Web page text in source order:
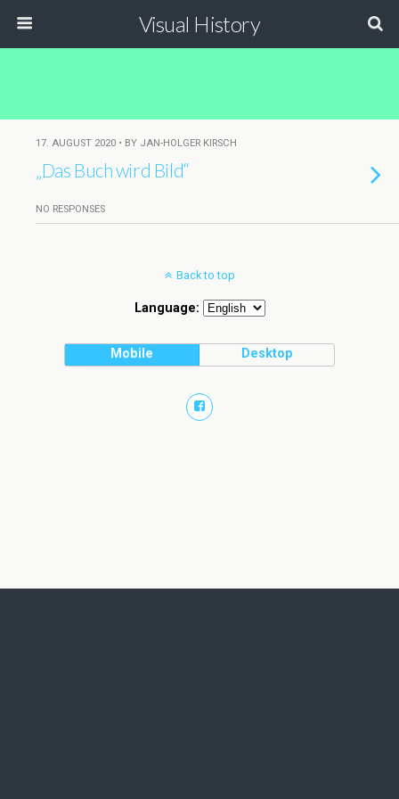
Visual History
17. AUGUST 2020 • BY JAN-HOLGER KIRSCH
„Das Buch wird Bild“
NO RESPONSES
Back to top
Language:
Mobile Desktop